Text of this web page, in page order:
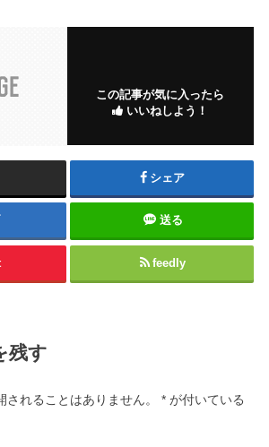
この記事が気に入ったら
いいねしよう！
シェア
送る
feedly
残す
されることはありません。 * が付いている